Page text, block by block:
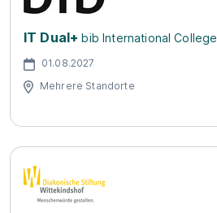
IT Dual+ bib International College
01.08.2027
Mehrere Standorte